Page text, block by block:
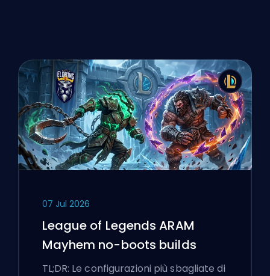
07 Jul 2026
League of Legends ARAM
Mayhem no-boots builds
TL;DR: Le configurazioni più sbagliate di